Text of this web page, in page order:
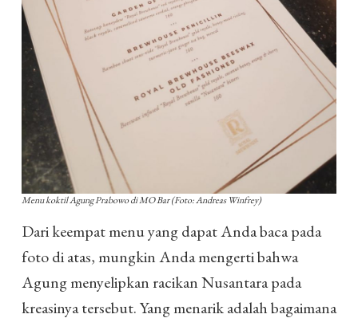
Menu koktil Agung Prabowo di MO Bar (Foto: Andreas Winfrey)
Dari keempat menu yang dapat Anda baca pada
foto di atas, mungkin Anda mengerti bahwa
Agung menyelipkan racikan Nusantara pada
kreasinya tersebut. Yang menarik adalah bagaimana